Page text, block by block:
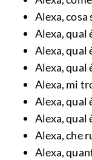
Alexa,
Alexa, qual
Alexa, qual
Alexa, qual
Alexa, mi
Alexa,
Alexa, qual
Alexa, che
Alexa,